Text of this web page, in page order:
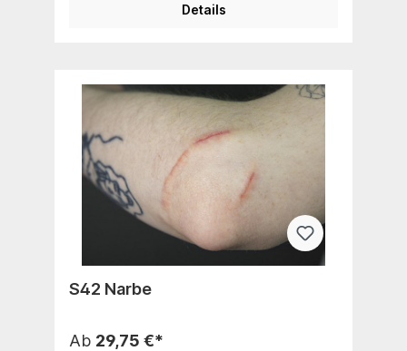
Details
S42 Narbe
Ab 29,75 €*